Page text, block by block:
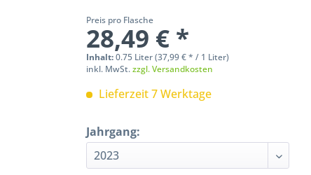
Preis pro Flasche
28,49 € *
Inhalt:0.75 Liter (37,99 € * / 1 Liter)
inkl. MwSt.zzgl. Versandkosten
Lieferzeit 7 Werktage
Jahrgang: